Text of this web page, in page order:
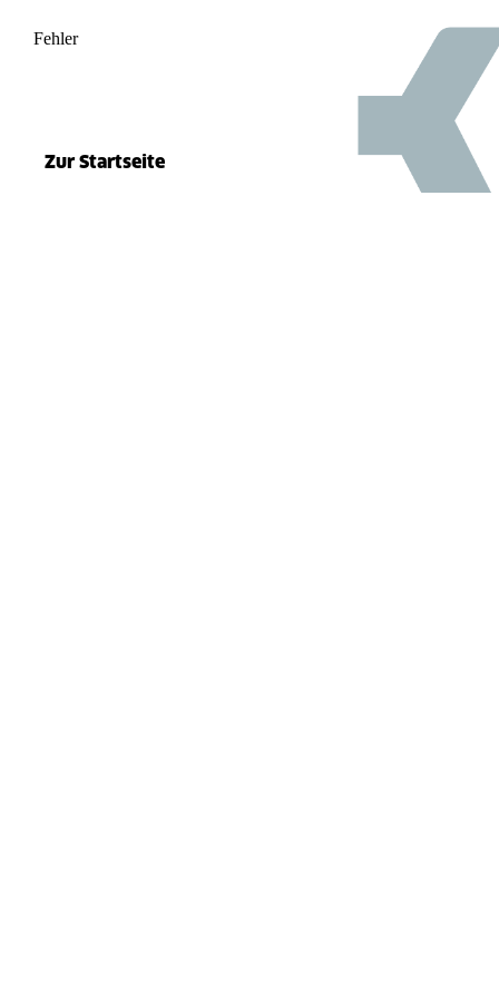
Fehler 500
Zur Startseite